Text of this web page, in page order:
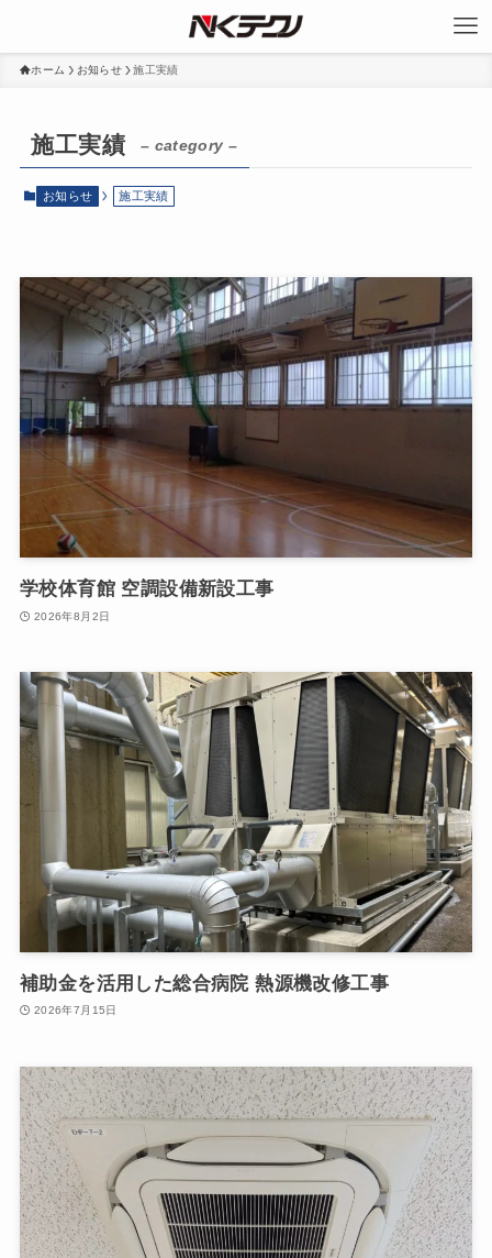
ホーム お知らせ 施工実績
施工実績 – category –
お知らせ 施工実績
学校体育館 空調設備新設工事
2026年8月2日
補助金を活用した総合病院 熱源機改修工事
2026年7月15日